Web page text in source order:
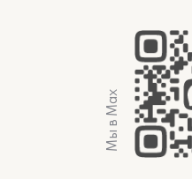
Мы в Max